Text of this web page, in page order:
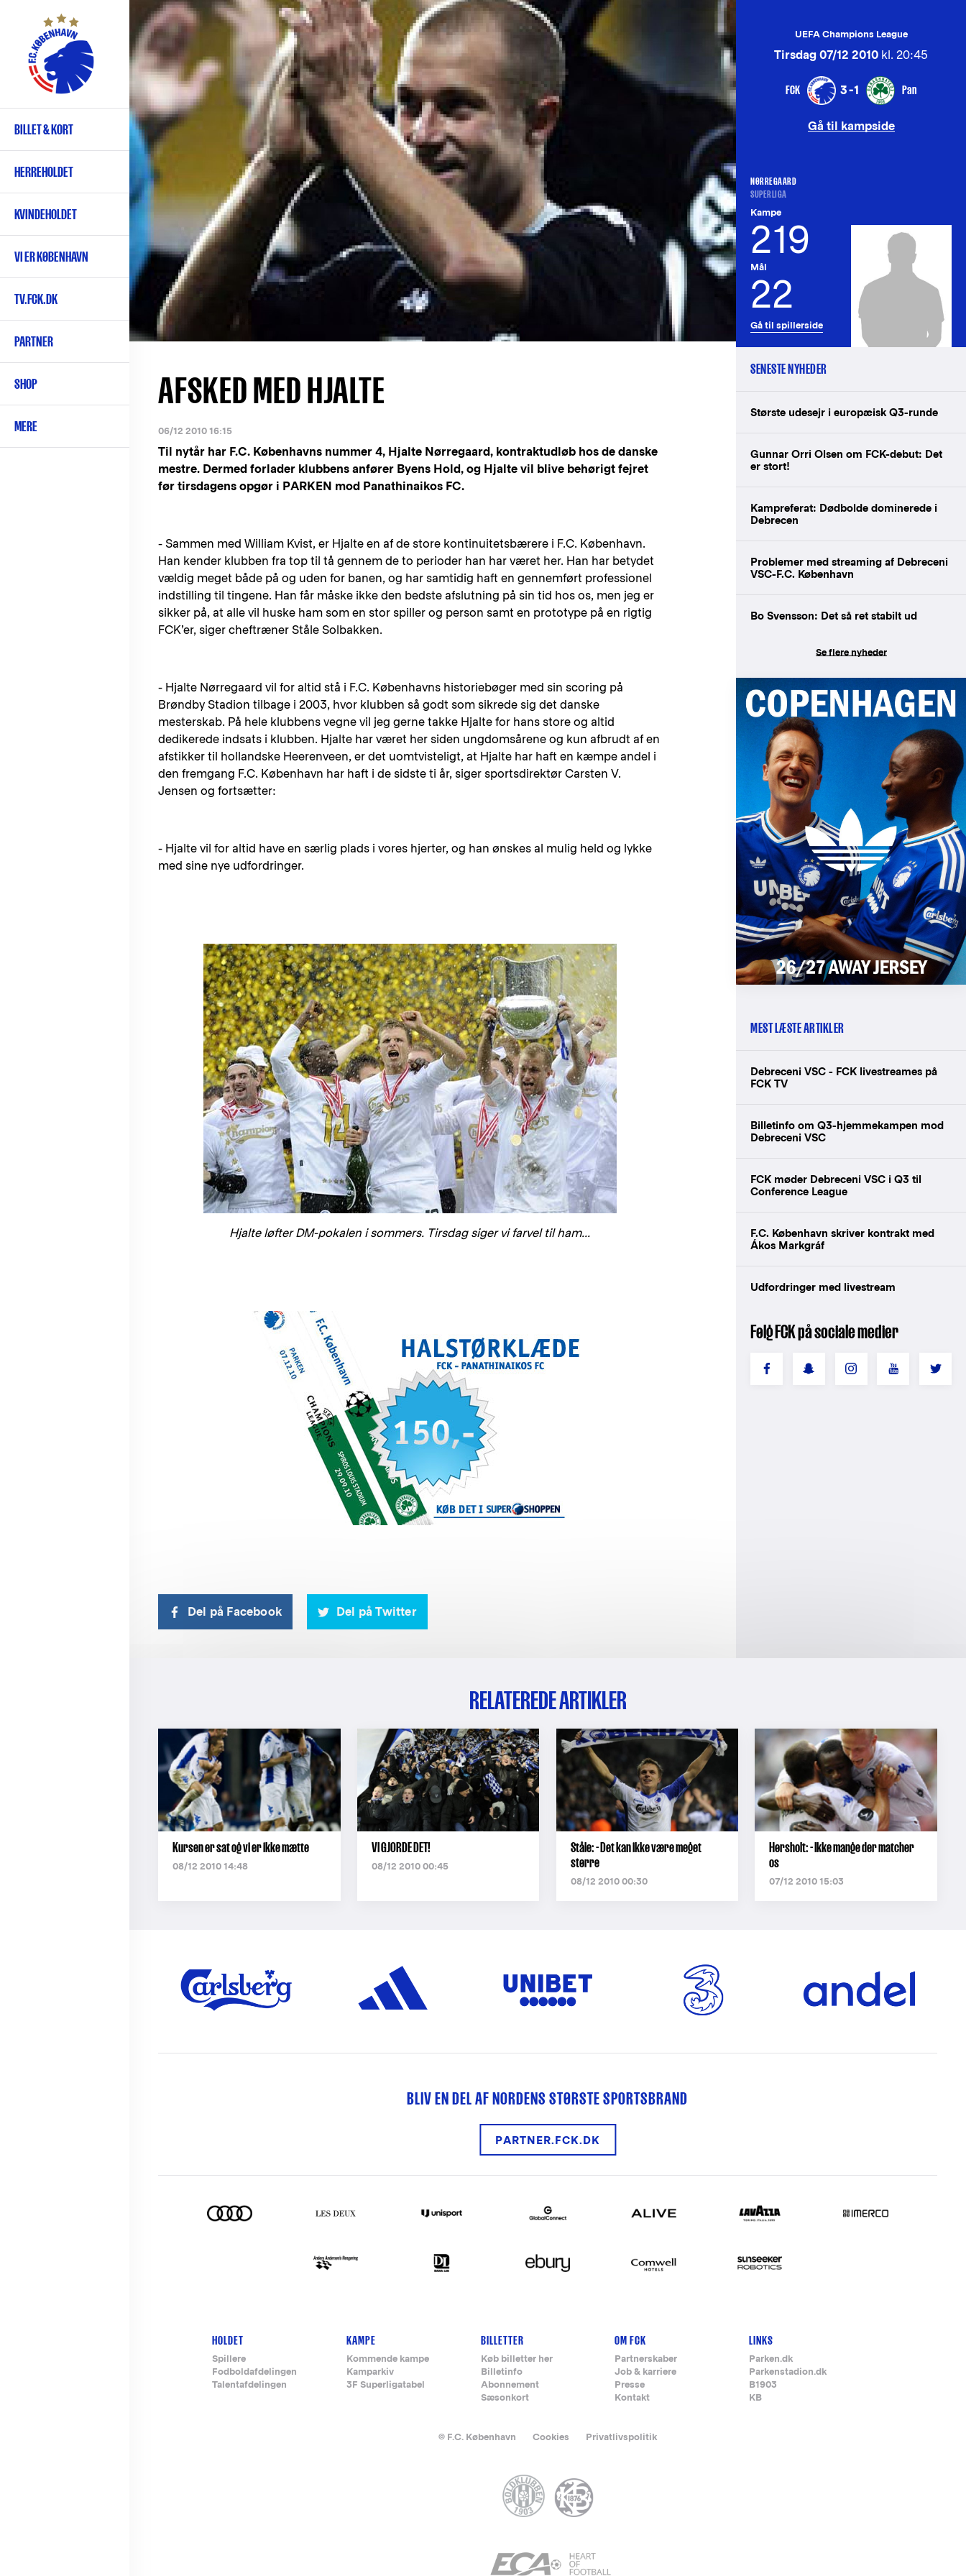
hovedindhold
Primær
navigation
BILLET & KORT
HERREHOLDET
KVINDEHOLDET
VI ER KØBENHAVN
TV.FCK.DK
PARTNER
SHOP
MERE
AFSKED MED HJALTE
06/12 2010 16:15
Til nytår har F.C. Københavns nummer 4, Hjalte Nørregaard, kontraktudløb hos de danske
mestre. Dermed forlader klubbens anfører Byens Hold, og Hjalte vil blive behørigt fejret
før tirsdagens opgør i PARKEN mod Panathinaikos FC.
- Sammen med William Kvist, er Hjalte en af de store kontinuitetsbærere i F.C. København.
Han kender klubben fra top til tå gennem de to perioder han har været her. Han har betydet
vældig meget både på og uden for banen, og har samtidig haft en gennemført professionel
indstilling til tingene. Han får måske ikke den bedste afslutning på sin tid hos os, men jeg er
sikker på, at alle vil huske ham som en stor spiller og person samt en prototype på en rigtig
FCK’er, siger cheftræner Ståle Solbakken.
- Hjalte Nørregaard vil for altid stå i F.C. Københavns historiebøger med sin scoring på
Brøndby Stadion tilbage i 2003, hvor klubben så godt som sikrede sig det danske
mesterskab. På hele klubbens vegne vil jeg gerne takke Hjalte for hans store og altid
dedikerede indsats i klubben. Hjalte har været her siden ungdomsårene og kun afbrudt af en
afstikker til hollandske Heerenveen, er det uomtvisteligt, at Hjalte har haft en kæmpe andel i
den fremgang F.C. København har haft i de sidste ti år, siger sportsdirektør Carsten V.
Jensen og fortsætter:
- Hjalte vil for altid have en særlig plads i vores hjerter, og han ønskes al mulig held og lykke
med sine nye udfordringer.
Hjalte løfter DM-pokalen i sommers. Tirsdag siger vi farvel til ham...
Del på Facebook Del på Twitter
UEFA Champions League
Tirsdag 07/12 2010 kl. 20:45
FCK 3-1 Pan
Gå til kampside
NØRREGAARD
SUPERLIGA
Kampe
219
Mål
22
Gå til spillerside
SENESTE NYHEDER
Største udesejr i europæisk Q3-runde
Gunnar Orri Olsen om FCK-debut: Det
er stort!
Kampreferat: Dødbolde dominerede i
Debrecen
Problemer med streaming af Debreceni
VSC-F.C. København
Bo Svensson: Det så ret stabilt ud
Se flere nyheder
MEST LÆSTE ARTIKLER
Debreceni VSC - FCK livestreames på
FCK TV
Billetinfo om Q3-hjemmekampen mod
Debreceni VSC
FCK møder Debreceni VSC i Q3 til
Conference League
F.C. København skriver kontrakt med
Ákos Markgráf
Udfordringer med livestream
Følg FCK på sociale medier
RELATEREDE ARTIKLER
Kursen er sat og vi er ikke mætte
08/12 2010 14:48
VI GJORDE DET!
08/12 2010 00:45
Ståle: - Det kan ikke være meget
større
08/12 2010 00:30
Hørsholt: - Ikke mange der matcher
os
07/12 2010 15:03
BLIV EN DEL AF NORDENS STØRSTE SPORTSBRAND
PARTNER.FCK.DK
Footer-
menu
HOLDET
Spillere
Fodboldafdelingen
Talentafdelingen
KAMPE
Kommende kampe
Kamparkiv
3F Superligatabel
BILLETTER
Køb billetter her
Billetinfo
Abonnement
Sæsonkort
OM FCK
Partnerskaber
Job & karriere
Presse
Kontakt
LINKS
Parken.dk
Parkenstadion.dk
B1903
KB
© F.C. København Cookies Privatlivspolitik